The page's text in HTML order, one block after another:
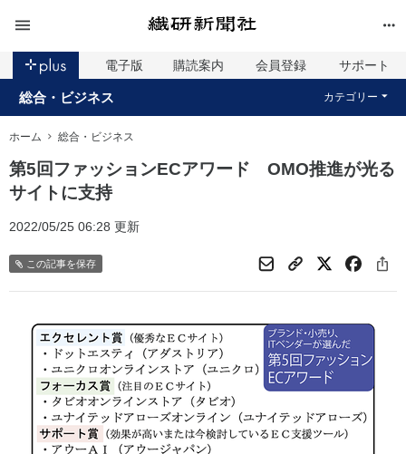
電子版 購読案内 会員登録 サポート
総合・ビジネス カテゴリー
ホーム 総合・ビジネス
第5回ファッションECアワード OMO推進が光る
サイトに支持
2022/05/25 06:28 更新
この記事を保存